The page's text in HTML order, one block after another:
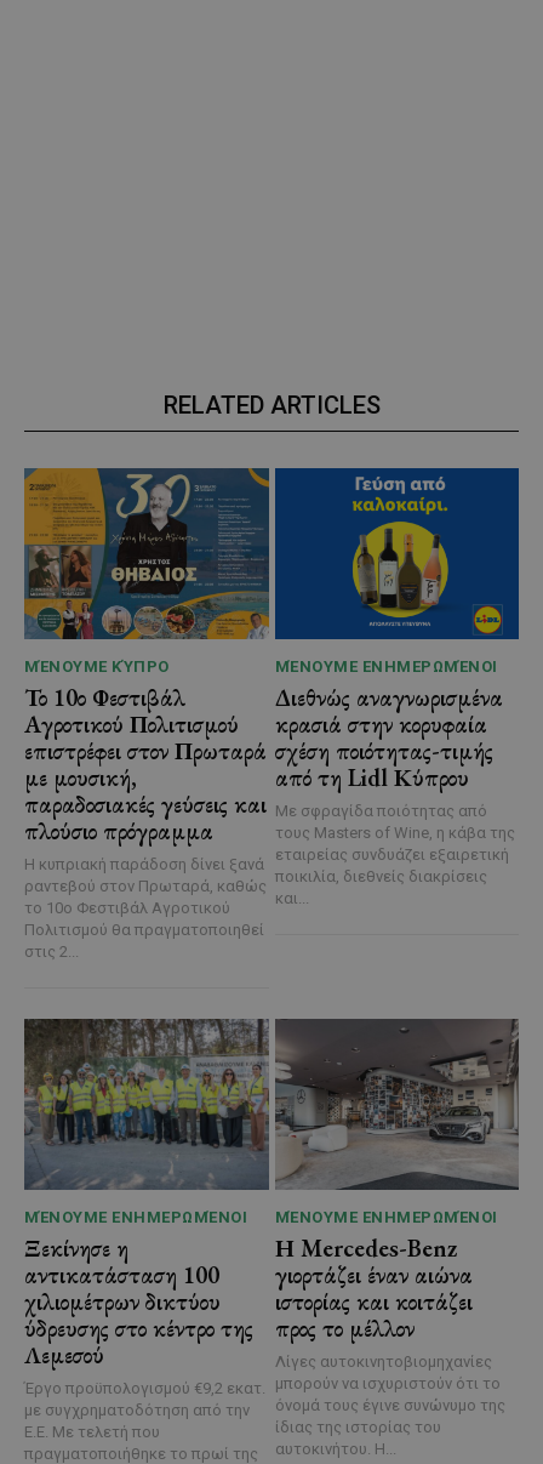
RELATED ARTICLES
ΜΈΝΟΥΜΕ ΚΎΠΡΟ
Το 10ο Φεστιβάλ
Αγροτικού Πολιτισμού
επιστρέφει στον Πρωταρά
με μουσική,
παραδοσιακές γεύσεις και
πλούσιο πρόγραμμα
Η κυπριακή παράδοση δίνει ξανά
ραντεβού στον Πρωταρά, καθώς
το 10ο Φεστιβάλ Αγροτικού
Πολιτισμού θα πραγματοποιηθεί
στις 2...
ΜΈΝΟΥΜΕ ΕΝΗΜΕΡΩΜΈΝΟΙ
Διεθνώς αναγνωρισμένα
κρασιά στην κορυφαία
σχέση ποιότητας-τιμής
από τη Lidl Κύπρου
Με σφραγίδα ποιότητας από
τους Masters of Wine, η κάβα της
εταιρείας συνδυάζει εξαιρετική
ποικιλία, διεθνείς διακρίσεις
και...
ΜΈΝΟΥΜΕ ΕΝΗΜΕΡΩΜΈΝΟΙ
Ξεκίνησε η
αντικατάσταση 100
χιλιομέτρων δικτύου
ύδρευσης στο κέντρο της
Λεμεσού
Έργο προϋπολογισμού €9,2 εκατ.
με συγχρηματοδότηση από την
Ε.Ε. Με τελετή που
πραγματοποιήθηκε το πρωί της
ΜΈΝΟΥΜΕ ΕΝΗΜΕΡΩΜΈΝΟΙ
Η Mercedes-Benz
γιορτάζει έναν αιώνα
ιστορίας και κοιτάζει
προς το μέλλον
Λίγες αυτοκινητοβιομηχανίες
μπορούν να ισχυριστούν ότι το
όνομά τους έγινε συνώνυμο της
ίδιας της ιστορίας του
αυτοκινήτου. Η...